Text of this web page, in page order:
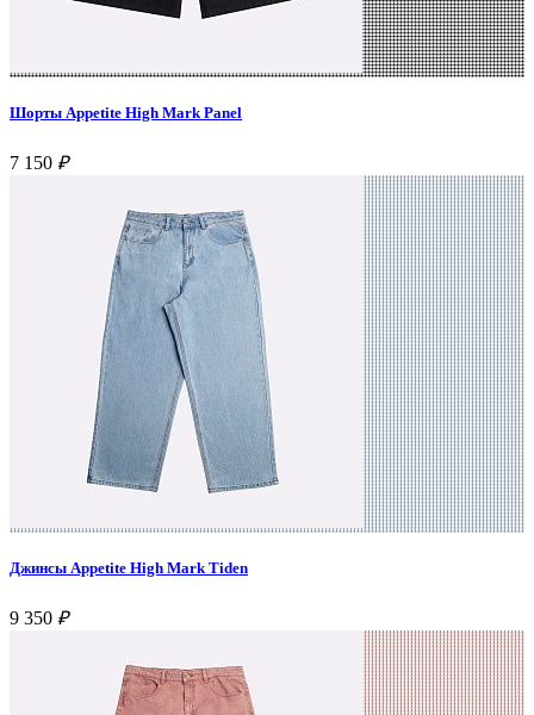
Шорты Appetite High Mark Panel
7 150 ₽
Джинсы Appetite High Mark Tiden
9 350 ₽